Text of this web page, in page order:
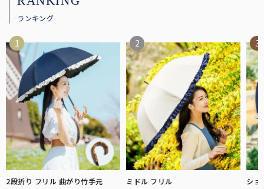
ランキング
2段折り フリル 曲がり竹手元
ミドル フリル
ショ